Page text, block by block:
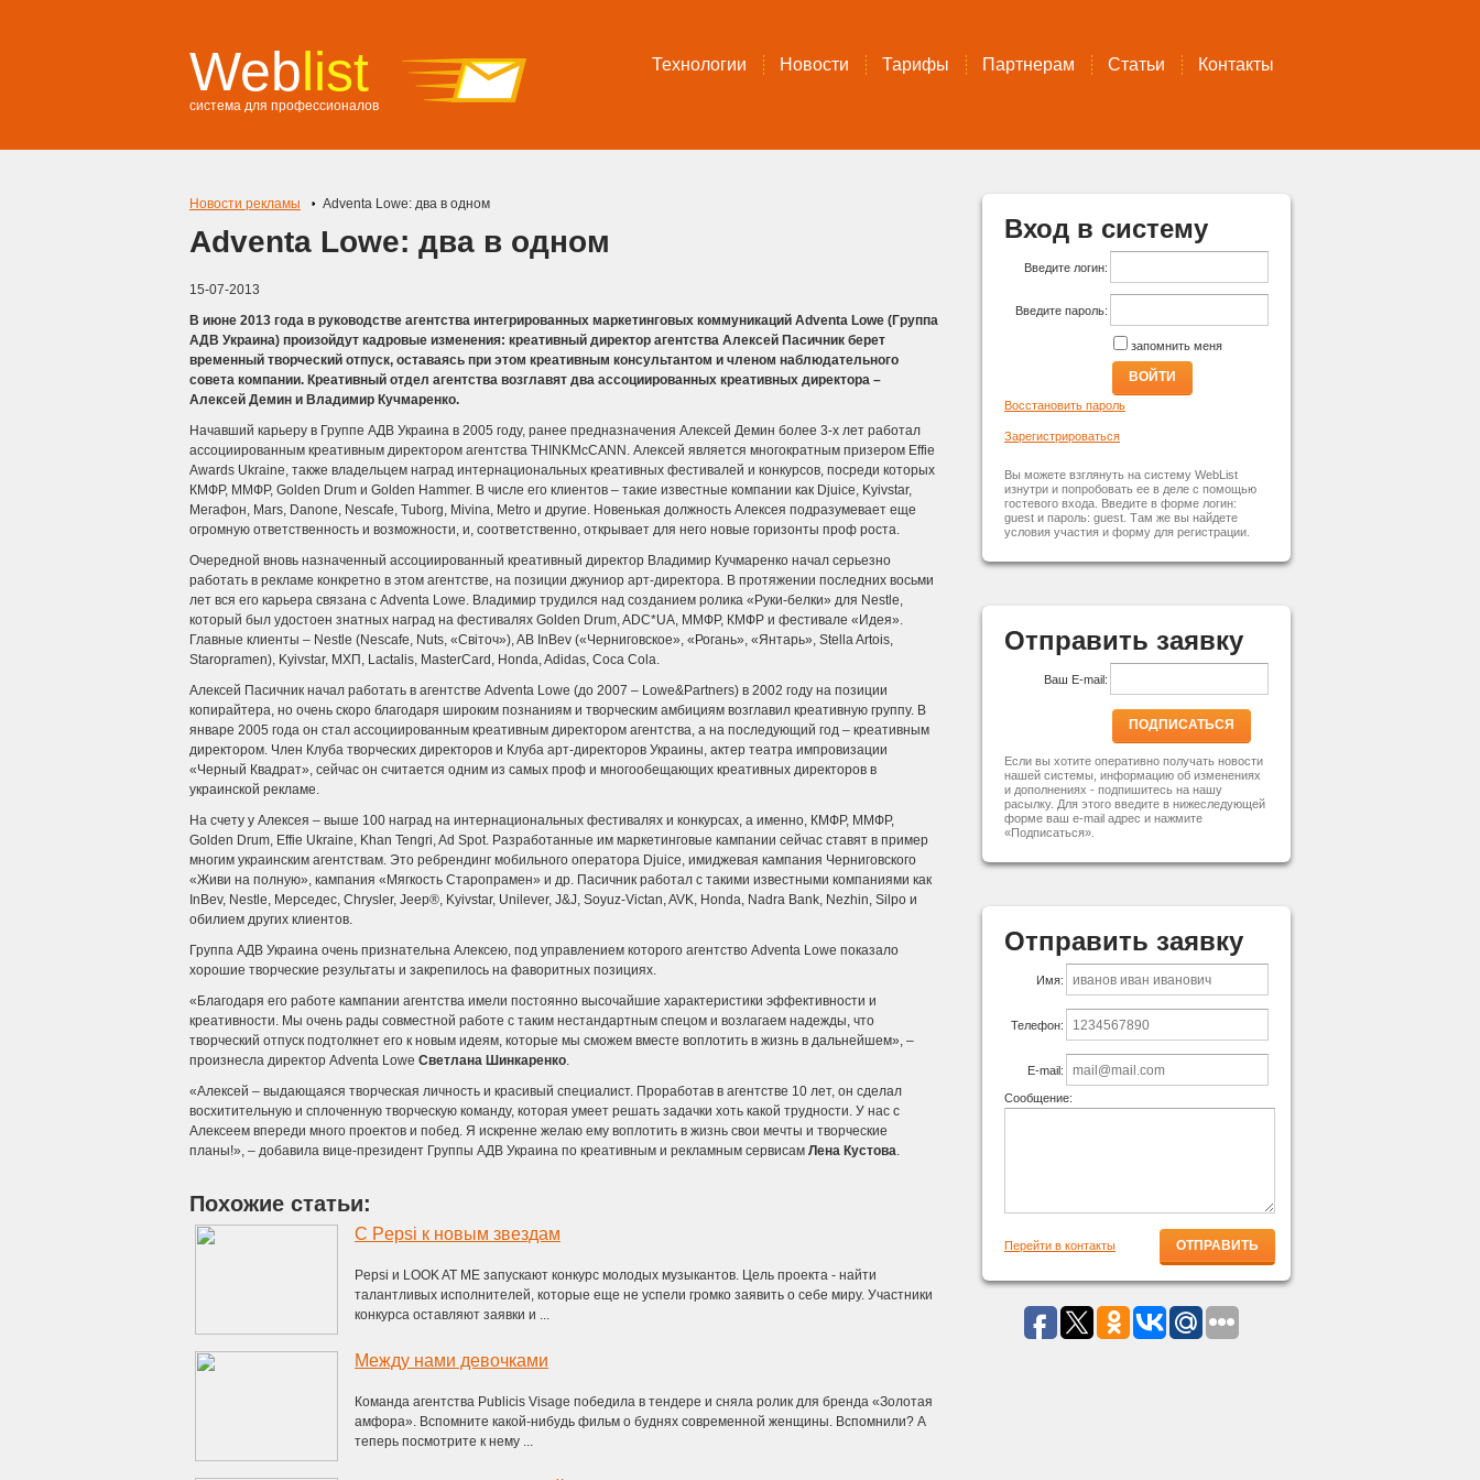
Weblist
система для профессионалов
Технологии Новости Тарифы Партнерам Статьи Контакты
Новости рекламы Adventa Lowe: два в одном
Adventa Lowe: два в одном
15-07-2013
В июне 2013 года в руководстве агентства интегрированных маркетинговых коммуникаций Adventa Lowe (Группа
АДВ Украина) произойдут кадровые изменения: креативный директор агентства Алексей Пасичник берет
временный творческий отпуск, оставаясь при этом креативным консультантом и членом наблюдательного
совета компании. Креативный отдел агентства возглавят два ассоциированных креативных директора –
Алексей Демин и Владимир Кучмаренко.
Начавший карьеру в Группе АДВ Украина в 2005 году, ранее предназначения Алексей Демин более 3-х лет работал
ассоциированным креативным директором агентства THINKMcCANN. Алексей является многократным призером Effie
Awards Ukraine, также владельцем наград интернациональных креативных фестивалей и конкурсов, посреди которых
КМФР, ММФР, Golden Drum и Golden Hammer. В числе его клиентов – такие известные компании как Djuice, Kyivstar,
Мегафон, Mars, Danone, Nescafe, Tuborg, Mivina, Metro и другие. Новенькая должность Алексея подразумевает еще
огромную ответственность и возможности, и, соответственно, открывает для него новые горизонты проф роста.
Очередной вновь назначенный ассоциированный креативный директор Владимир Кучмаренко начал серьезно
работать в рекламе конкретно в этом агентстве, на позиции джуниор арт-директора. В протяжении последних восьми
лет вся его карьера связана с Adventa Lowe. Владимир трудился над созданием ролика «Руки-белки» для Nestle,
который был удостоен знатных наград на фестивалях Golden Drum, ADC*UA, ММФР, КМФР и фестивале «Идея».
Главные клиенты – Nestle (Nescafe, Nuts, «Свiточ»), AB InBev («Черниговское», «Рогань», «Янтарь», Stella Artois,
Staropramen), Kyivstar, МХП, Lactalis, MasterCard, Honda, Adidas, Coca Cola.
Алексей Пасичник начал работать в агентстве Adventa Lowe (до 2007 – Lowe&Partners) в 2002 году на позиции
копирайтера, но очень скоро благодаря широким познаниям и творческим амбициям возглавил креативную группу. В
январе 2005 года он стал ассоциированным креативным директором агентства, а на последующий год – креативным
директором. Член Клуба творческих директоров и Клуба арт-директоров Украины, актер театра импровизации
«Черный Квадрат», сейчас он считается одним из самых проф и многообещающих креативных директоров в
украинской рекламе.
На счету у Алексея – выше 100 наград на интернациональных фестивалях и конкурсах, а именно, КМФР, ММФР,
Golden Drum, Effie Ukraine, Khan Tengri, Ad Spot. Разработанные им маркетинговые кампании сейчас ставят в пример
многим украинским агентствам. Это ребрендинг мобильного оператора Djuice, имиджевая кампания Черниговского
«Живи на полную», кампания «Мягкость Старопрамен» и др. Пасичник работал с такими известными компаниями как
InBev, Nestle, Мерседес, Chrysler, Jeep®, Kyivstar, Unilever, J&J, Soyuz-Victan, AVK, Honda, Nadra Bank, Nezhin, Silpo и
обилием других клиентов.
Группа АДВ Украина очень признательна Алексею, под управлением которого агентство Adventa Lowe показало
хорошие творческие результаты и закрепилось на фаворитных позициях.
«Благодаря его работе кампании агентства имели постоянно высочайшие характеристики эффективности и
креативности. Мы очень рады совместной работе с таким нестандартным спецом и возлагаем надежды, что
творческий отпуск подтолкнет его к новым идеям, которые мы сможем вместе воплотить в жизнь в дальнейшем», –
произнесла директор Adventa Lowe Светлана Шинкаренко.
«Алексей – выдающаяся творческая личность и красивый специалист. Проработав в агентстве 10 лет, он сделал
восхитительную и сплоченную творческую команду, которая умеет решать задачки хоть какой трудности. У нас с
Алексеем впереди много проектов и побед. Я искренне желаю ему воплотить в жизнь свои мечты и творческие
планы!», – добавила вице-президент Группы АДВ Украина по креативным и рекламным сервисам Лена Кустова.
Похожие статьи:
С Pepsi к новым звездам
Pepsi и LOOK AT ME запускают конкурс молодых музыкантов. Цель проекта - найти
талантливых исполнителей, которые еще не успели громко заявить о себе миру. Участники
конкурса оставляют заявки и ...
Между нами девочками
Команда агентства Publicis Visage победила в тендере и сняла ролик для бренда «Золотая
амфора». Вспомните какой-нибудь фильм о буднях современной женщины. Вспомнили? А
теперь посмотрите к нему ...
Вход в систему
Введите логин:
Введите пароль:
запомнить меня
ВОЙТИ
Восстановить пароль
Зарегистрироваться
Вы можете взглянуть на систему WebList
изнутри и попробовать ее в деле с помощью
гостевого входа. Введите в форме логин:
guest и пароль: guest. Там же вы найдете
условия участия и форму для регистрации.
Отправить заявку
Ваш E-mail:
ПОДПИСАТЬСЯ
Если вы хотите оперативно получать новости
нашей системы, информацию об изменениях
и дополнениях - подпишитесь на нашу
расылку. Для этого введите в нижеследующей
форме ваш e-mail адрес и нажмите
«Подписаться».
Отправить заявку
Имя:
Телефон:
E-mail:
Сообщение:
Перейти в контакты